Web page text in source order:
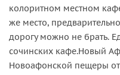
колоритном местном
же место,
дорогу можно не брать.
сочинских кафе.Новый
Новоафонской пещеры